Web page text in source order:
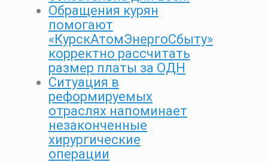
Обращения курян
помогают
«КурскАтомЭнергоСбыту»
корректно рассчитать
размер платы за ОДН
Ситуация в
реформируемых
отраслях напоминает
незаконченные
хирургические
операции